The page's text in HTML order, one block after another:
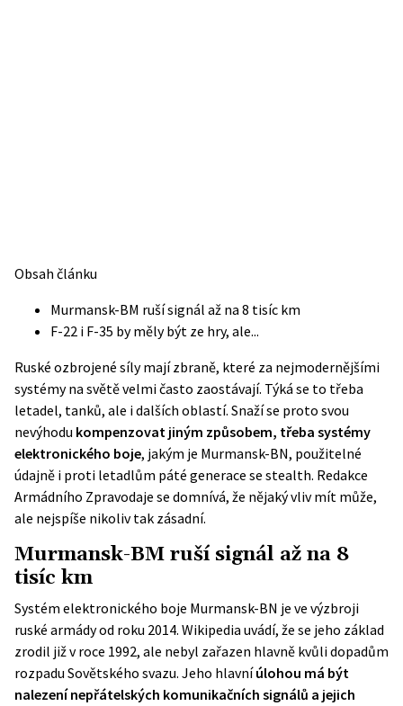
Obsah článku
Murmansk-BM ruší signál až na 8 tisíc km
F-22 i F-35 by měly být ze hry, ale...
Ruské ozbrojené síly mají zbraně, které za nejmodernějšími
systémy na světě velmi často zaostávají. Týká se to třeba
letadel, tanků, ale i dalších oblastí. Snaží se proto svou
nevýhodu kompenzovat jiným způsobem, třeba systémy
elektronického boje, jakým je Murmansk-BN, použitelné
údajně i proti letadlům páté generace se stealth. Redakce
Armádního Zpravodaje se domnívá, že nějaký vliv mít může,
ale nejspíše nikoliv tak zásadní.
Murmansk-BM ruší signál až na 8
tisíc km
Systém elektronického boje Murmansk-BN je ve výzbroji
ruské armády od roku 2014. Wikipedia uvádí, že se jeho základ
zrodil již v roce 1992, ale nebyl zařazen hlavně kvůli dopadům
rozpadu Sovětského svazu. Jeho hlavníúlohou má být
nalezení nepřátelských komunikačních signálů a jejich